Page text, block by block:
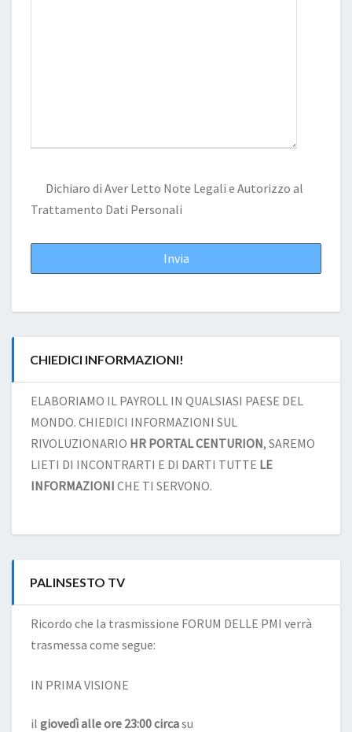
Dichiaro di Aver Letto Note Legali e Autorizzo al
Trattamento Dati Personali
CHIEDICI INFORMAZIONI!
ELABORIAMO IL PAYROLL IN QUALSIASI PAESE DEL
MONDO. CHIEDICI INFORMAZIONI SUL
RIVOLUZIONARIO HR PORTAL CENTURION, SAREMO
LIETI DI INCONTRARTI E DI DARTI TUTTE LE
INFORMAZIONI CHE TI SERVONO.
PALINSESTO TV
Ricordo che la trasmissione FORUM DELLE PMI verrà
trasmessa come segue:
IN PRIMA VISIONE
il giovedì alle ore 23:00 circasu